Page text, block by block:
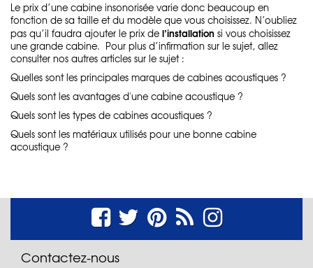
Le prix d’une cabine insonorisée varie donc beaucoup en
fonction de sa taille et du modèle que vous choisissez. N’oubliez
pas qu’il faudra ajouter le prix de l’installation si vous choisissez
une grande cabine. Pour plus d’infirmation sur le sujet, allez
consulter nos autres articles sur le sujet :
Quelles sont les principales marques de cabines acoustiques ?
Quels sont les avantages d'une cabine acoustique ?
Quels sont les types de cabines acoustiques ?
Quels sont les matériaux utilisés pour une bonne cabine
acoustique ?
Contactez-nous